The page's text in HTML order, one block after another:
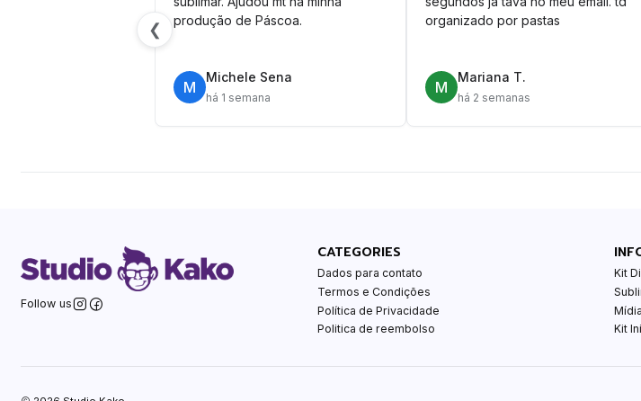
❮
produção de Páscoa.
M
Michele Sena
há 1 semana
organizado por pastas
M
Mariana T.
há 2 semanas
Follow us
CATEGORIES
Dados para contato
Termos e Condições
Política de Privacidade
Politica de reembolso
Kit
Kit